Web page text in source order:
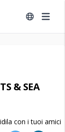
& SEA
con i tuoi amici